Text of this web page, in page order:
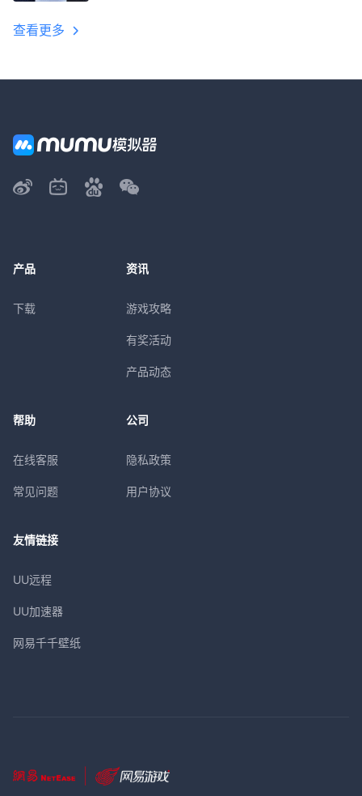
查看更多
产品
下载
资讯
游戏攻略
有奖活动
产品动态
帮助
在线客服
常见问题
公司
隐私政策
用户协议
友情链接
UU远程
UU加速器
网易千千壁纸